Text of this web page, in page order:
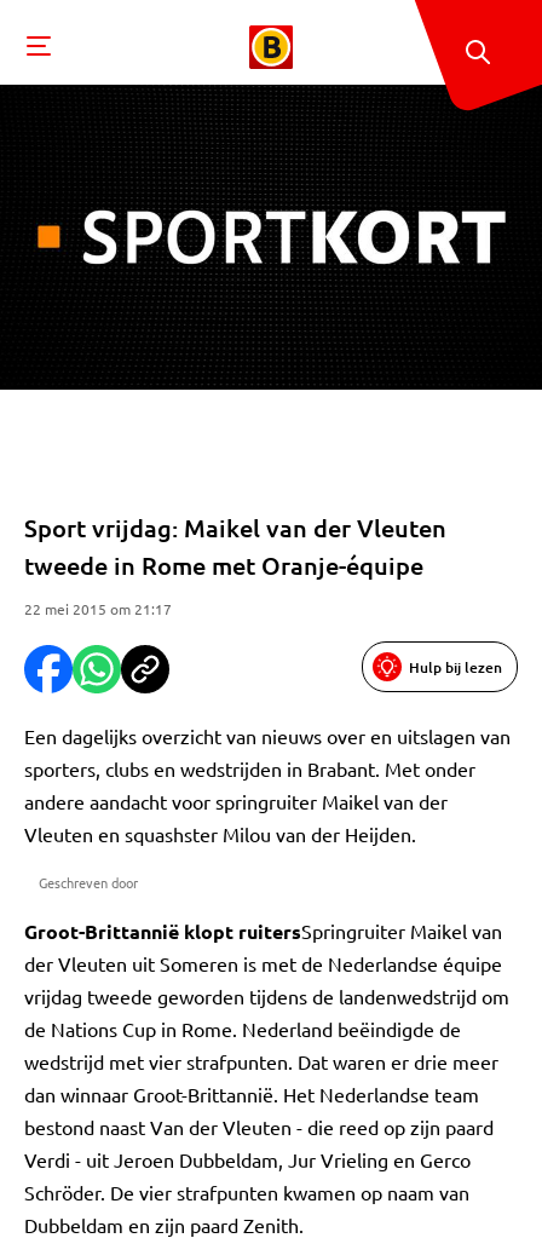
Sport vrijdag: Maikel van der Vleuten
tweede in Rome met Oranje-équipe
22 mei 2015 om 21:17
Hulp bij lezen
Een dagelijks overzicht van nieuws over en uitslagen van
sporters, clubs en wedstrijden in Brabant. Met onder
andere aandacht voor springruiter Maikel van der
Vleuten en squashster Milou van der Heijden.
Geschreven door
Groot-Brittannië klopt ruitersSpringruiter Maikel van
der Vleuten uit Someren is met de Nederlandse équipe
vrijdag tweede geworden tijdens de landenwedstrijd om
de Nations Cup in Rome. Nederland beëindigde de
wedstrijd met vier strafpunten. Dat waren er drie meer
dan winnaar Groot-Brittannië. Het Nederlandse team
bestond naast Van der Vleuten - die reed op zijn paard
Verdi - uit Jeroen Dubbeldam, Jur Vrieling en Gerco
Schröder. De vier strafpunten kwamen op naam van
Dubbeldam en zijn paard Zenith.